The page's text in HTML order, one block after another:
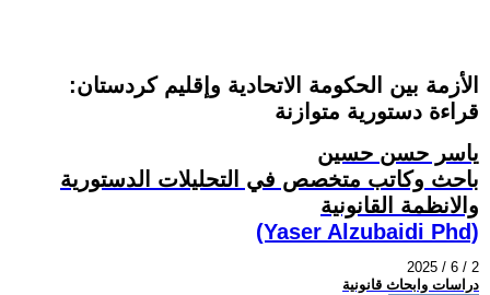
الأزمة بين الحكومة الاتحادية وإقليم كردستان:
قراءة دستورية متوازنة
ياسر حسن حسين
باحث وكاتب متخصص في التحليلات الدستورية
والانظمة القانونية
(Yaser Alzubaidi Phd)
2025 / 6 / 2
دراسات وابحاث قانونية